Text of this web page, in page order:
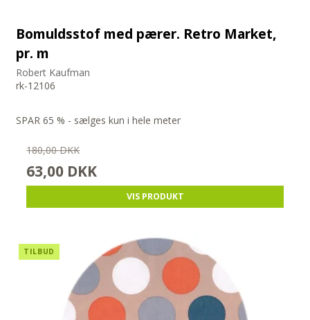
Bomuldsstof med pærer. Retro Market,
pr. m
Robert Kaufman
rk-12106
SPAR 65 % - sælges kun i hele meter
180,00 DKK
63,00 DKK
VIS PRODUKT
TILBUD